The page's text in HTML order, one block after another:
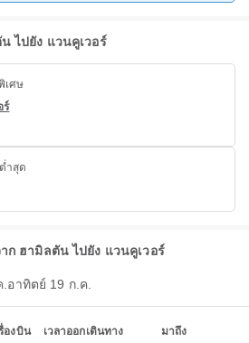
ไปยัง แวนคูเวอร์
เศษ
ร์
ำสุด
ก ฮามิลตัน ไปยัง แวนคูเวอร์
อาทิตย์ 19 ก.ค.
องบิน เวลาออกเดินทาง มาถึง